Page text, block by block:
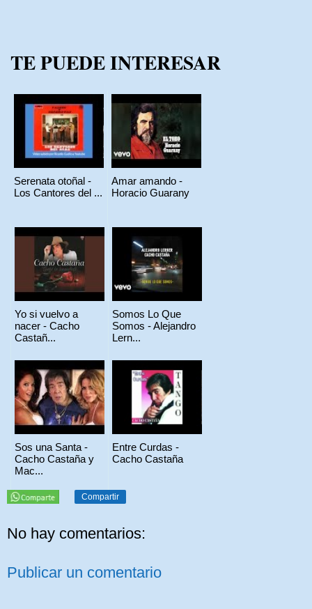
TE PUEDE INTERESAR
Serenata otoñal -
Los Cantores del ...
Amar amando -
Horacio Guarany
Yo si vuelvo a
nacer - Cacho
Castañ...
Somos Lo Que
Somos - Alejandro
Lern...
Sos una Santa -
Cacho Castaña y
Mac...
Entre Curdas -
Cacho Castaña
Compartir
No hay comentarios:
Publicar un comentario